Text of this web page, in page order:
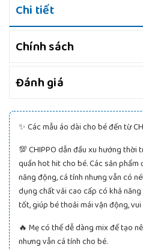
Chi tiết
Chính sách
Đánh giá
✨ Các mẫu áo dài cho bé đến từ
💯 CHIPPO dẫn đầu xu hướng thời
quần hot hit cho bé. Các sản
năng động, cá tính nhưng vẫn có
dụng chất vải cao cấp có khả
tốt, giúp bé thoải mái vận động,
🔥 Mẹ có thể dễ dàng mix để tạo
nhưng vẫn cá tính cho bé.